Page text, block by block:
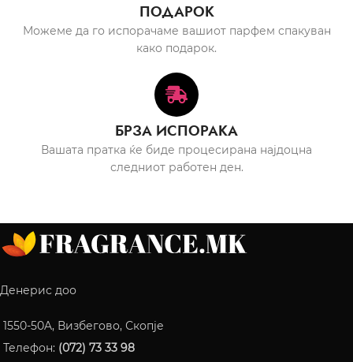
ПОДАРОК
Можеме да го испорачаме вашиот парфем спакуван
како подарок.
БРЗА ИСПОРАКА
Вашата пратка ќе биде процесирана најдоцна
следниот работен ден.
Денерис доо
1550-50A, Визбегово, Скопје
Телефон: (072) 73 33 98